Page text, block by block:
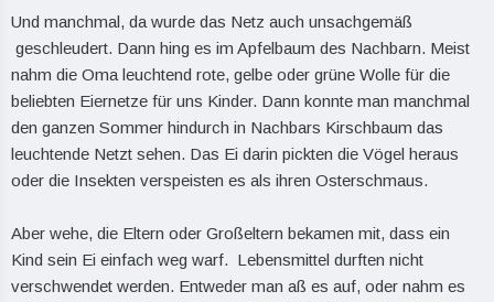
Und manchmal, da wurde das Netz auch unsachgemäß
geschleudert. Dann hing es im Apfelbaum des Nachbarn. Meist
nahm die Oma leuchtend rote, gelbe oder grüne Wolle für die
beliebten Eiernetze für uns Kinder. Dann konnte man manchmal
den ganzen Sommer hindurch in Nachbars Kirschbaum das
leuchtende Netzt sehen. Das Ei darin pickten die Vögel heraus
oder die Insekten verspeisten es als ihren Osterschmaus.
Aber wehe, die Eltern oder Großeltern bekamen mit, dass ein
Kind sein Ei einfach weg warf. Lebensmittel durften nicht
verschwendet werden. Entweder man aß es auf, oder nahm es